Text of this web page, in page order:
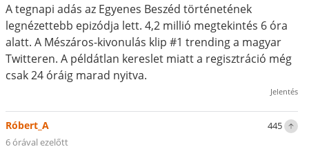
A tegnapi adás az Egyenes Beszéd történetének
legnézettebb epizódja lett. 4,2 millió megtekintés 6 óra
alatt. A Mészáros-kivonulás klip #1 trending a magyar
Twitteren. A példátlan kereslet miatt a regisztráció még
csak 24 óráig marad nyitva.
Jelentés
445
Róbert_A
6 órával ezelőtt